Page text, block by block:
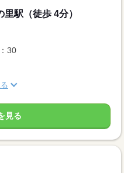
駅（徒歩 4分）
30
見る